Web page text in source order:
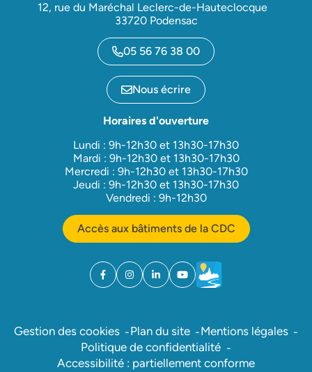
12, rue du Maréchal Leclerc-de-Hauteclocque
33720 Podensac
05 56 76 38 00
Nous écrire
Horaires d'ouverture
Lundi : 9h-12h30 et 13h30-17h30
Mardi : 9h-12h30 et 13h30-17h30
Mercredi : 9h-12h30 et 13h30-17h30
Jeudi : 9h-12h30 et 13h30-17h30
Vendredi : 9h-12h30
Accès aux bâtiments de la CDC
Facebook
(ouverture dans un nouvel onglet)
Instagram
(ouverture dans un nouvel onglet)
Linkedin
(ouverture dans un nouvel onglet)
YouTube
(ouverture dans un nouvel
Météo
(ouverture dans un
Gestion des cookies Plan du site
Mentions légales
Politique de confidentialité
Accessibilité : partiellement conforme